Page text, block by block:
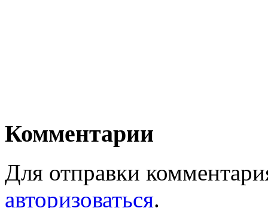
Комментарии
Для отправки
авторизоваться.